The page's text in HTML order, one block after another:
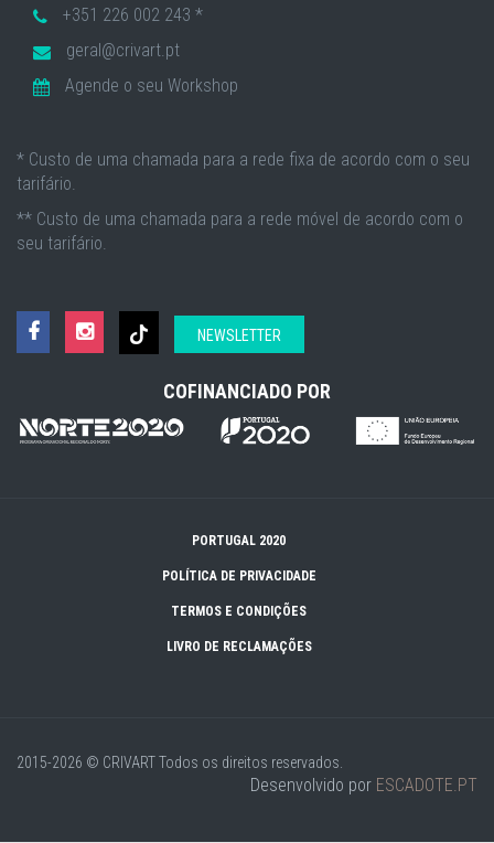
+351 226 002 243 *
geral@crivart.pt
Agende o seu Workshop
* Custo de uma chamada para a rede fixa de acordo com o seu
tarifário.
** Custo de uma chamada para a rede móvel de acordo com o
seu tarifário.
NEWSLETTER
COFINANCIADO POR
PORTUGAL 2020
POLÍTICA DE PRIVACIDADE
TERMOS E CONDIÇÕES
LIVRO DE RECLAMAÇÕES
2015-2026 © CRIVARTTodos os direitos reservados.
Desenvolvido por ESCADOTE.PT